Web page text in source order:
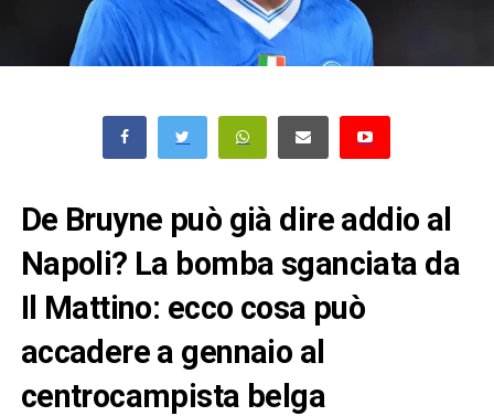
De Bruyne può già dire addio al
Napoli? La bomba sganciata da
Il Mattino: ecco cosa può
accadere a gennaio al
centrocampista belga